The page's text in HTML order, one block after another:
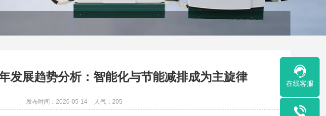
发展趋势分析：智能化与节能减排成为主旋律
发布时间：2026-05-14 人气： 205
在线客服